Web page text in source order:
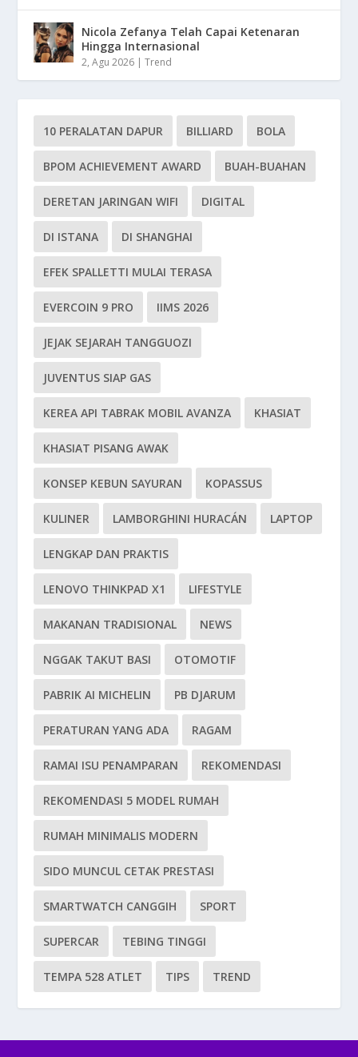
Nicola Zefanya Telah Capai Ketenaran
Hingga Internasional
2, Agu 2026 |Trend
10 PERALATAN DAPUR BILLIARD BOLA
BPOM ACHIEVEMENT AWARD BUAH-BUAHAN
DERETAN JARINGAN WIFI DIGITAL
DI ISTANA DI SHANGHAI
EFEK SPALLETTI MULAI TERASA
EVERCOIN 9 PRO IIMS 2026
JEJAK SEJARAH TANGGUOZI
JUVENTUS SIAP GAS
KEREA API TABRAK MOBIL AVANZA KHASIAT
KHASIAT PISANG AWAK
KONSEP KEBUN SAYURAN KOPASSUS
KULINER LAMBORGHINI HURACÁN LAPTOP
LENGKAP DAN PRAKTIS
LENOVO THINKPAD X1 LIFESTYLE
MAKANAN TRADISIONAL NEWS
NGGAK TAKUT BASI OTOMOTIF
PABRIK AI MICHELIN PB DJARUM
PERATURAN YANG ADA RAGAM
RAMAI ISU PENAMPARAN REKOMENDASI
REKOMENDASI 5 MODEL RUMAH
RUMAH MINIMALIS MODERN
SIDO MUNCUL CETAK PRESTASI
SMARTWATCH CANGGIH SPORT
SUPERCAR TEBING TINGGI
TEMPA 528 ATLET TIPS TREND